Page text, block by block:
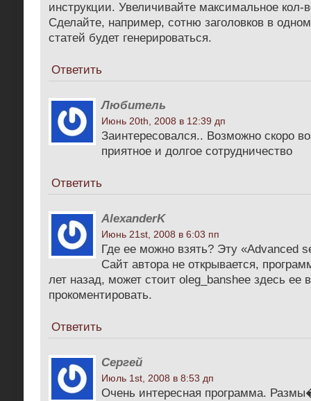
инструкции. Увеличивайте максимальное кол-
Сделайте, например, сотню заголовков в
статей будет генерироваться.
Ответить
Любитель
Июнь 20th, 2008 в 12:39 дп
Заинтересовался.. Возможно скоро
приятное и долгое сотрудничество
Ответить
AlexanderK
Июнь 21st, 2008 в 6:03 пп
Где ее можно взять? Эту «Advanced
Сайт автора не открывается,
лет назад, может стоит oleg_banshee здесь
прокоментировать.
Ответить
Сергей
Июль 1st, 2008 в 8:53 дп
Очень интересная программа.